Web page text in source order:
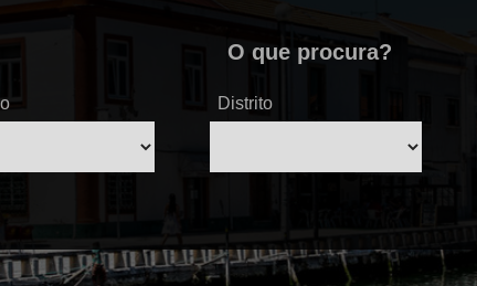
O que procura?
Distrito